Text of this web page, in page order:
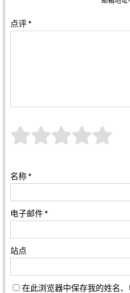
点评*
名称*
电子邮件*
站点
在此浏览器中保存我的姓名、